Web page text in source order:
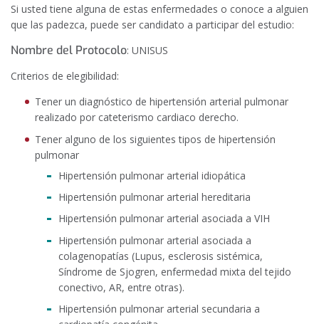
Si usted tiene alguna de estas enfermedades o conoce a alguien
que las padezca, puede ser candidato a participar del estudio:
Nombre del Protocolo: UNISUS
Criterios de elegibilidad:
Tener un diagnóstico de hipertensión arterial pulmonar
realizado por cateterismo cardiaco derecho.
Tener alguno de los siguientes tipos de hipertensión
pulmonar
Hipertensión pulmonar arterial idiopática
Hipertensión pulmonar arterial hereditaria
Hipertensión pulmonar arterial asociada a VIH
Hipertensión pulmonar arterial asociada a
colagenopatías (Lupus, esclerosis sistémica,
Síndrome de Sjogren, enfermedad mixta del tejido
conectivo, AR, entre otras).
Hipertensión pulmonar arterial secundaria a